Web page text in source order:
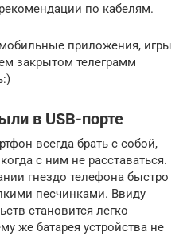
по кабелям.
приложения, игры
закрытом телеграмм
в USB-порте
всегда брать с собой,
с ним не расставаться.
гнездо телефона быстро
песчинками. Ввиду
становится легко
же батарея устройства не